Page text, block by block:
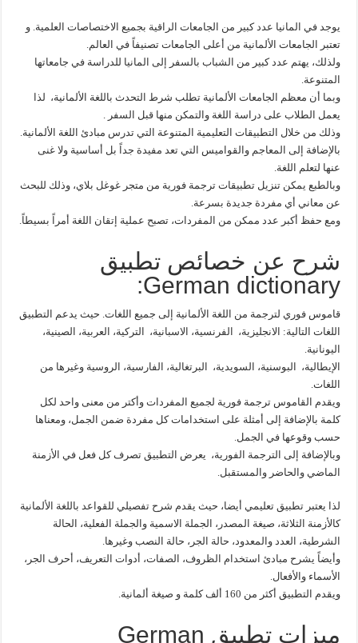
يوجد في المانيا عدد كبير من الجامعات الراقية بجميع الاختصاصات العلمية. و
تعتبر الجامعات الألمانية من أعلى الجامعات تصنيفاً في العالم.
ولذلك، يهتم عدد كبير من الشباب بالسفر إلى المانيا للدراسة في جامعاتها
المتنوعة.
وبما أن معظم الجامعات الألمانية تطلب شرط التحدث باللغة الألمانية، لذا
يعمل الطلاب على دراسة اللغة والتمكن منها قبل السفر .
وذلك من خلال التطبيقات التعليمية المتنوعة التي تدرس مبادئ اللغة الألمانية.
بالإضافة إلى المعاجم والقواميس التي تعد مفيدة جداً بل أساسية ولا غنى
عنها لتعلم اللغة.
وبالطبع يمكن تنزيل تطبيقات ترجمة فورية من متجر غوغل بلاي، وذلك للبحث
عن معاني أي مفردة جديدة بسرعة.
ومع حفظ أكبر عدد ممكن من المفردات، تصبح عملية إتقان اللغة أمراً بسيطاً.
شرح عن خصائص تطبيق
German dictionary:
قاموس فوري لترجمة من اللغة الألمانية إلى جميع اللغات. حيث يدعم التطبيق
اللغات التالية: الانجليزية، الفرنسية، الاسبانية، التركية، العربية، الصينية،
اليونانية.
الإيطالية، البوسنية، السويدية، البرتغالية، الفارسية، الروسية وغيرها من
اللغات.
ويقدم القاموس ترجمة فورية لجميع المفردات وأكتر من معنى واحد لكل
كلمة بالإضافة إلى أمثلة على استخدامات كل مفردة ضمن الجمل، ومعناها
حسب وقوعها في الجمل.
وبالإضافة إلى الترجمة الفورية، يعرض التطبيق تصرف كل فعل في الأزمنة
الماضي والحاضر والمستقبل.
لذا يعتبر تطبيق تعليمي أيضا، حيث يقدم شرح تفصيلي للقواعد باللغة الألمانية
كالأزمنة الثلاثة، صيغة المصدر، الجملة الاسمية والجملة الفعلية، الحالة
الشرطية، العدد والمعدود، حالة الجر، حالة النصب وغيرها.
وأيضاً يشرح مبادئ استخدام الظروف، الصفات، أدوات التعريف، أحرف الجر،
الأسماء والأفعال.
ويقدم التطبيق أكثر من 160 ألف كلمة و صيغة ألمانية.
ميزات تطبيق German